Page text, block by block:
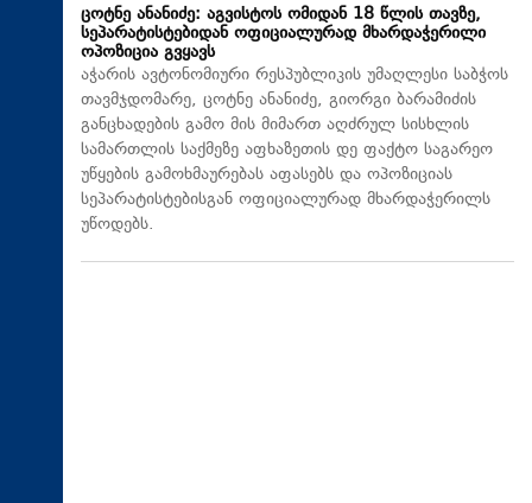
ცოტნე ანანიძე: აგვისტოს ომიდან 18 წლის თავზე,
სეპარატისტებიდან ოფიციალურად მხარდაჭერილი
ოპოზიცია გვყავს
აჭარის ავტონომიური რესპუბლიკის უმაღლესი საბჭოს
თავმჯდომარე, ცოტნე ანანიძე, გიორგი ბარამიძის
განცხადების გამო მის მიმართ აღძრულ სისხლის
სამართლის საქმეზე აფხაზეთის დე ფაქტო საგარეო
უწყების გამოხმაურებას აფასებს და ოპოზიციას
სეპარატისტებისგან ოფიციალურად მხარდაჭერილს
უწოდებს.